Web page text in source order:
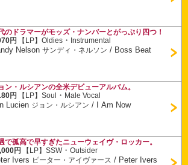
のドラマーがモッズ・ナンバーとがっぷり四つ！
円
【LP】Oldies ・ Instrumental
Nelsonサンディ・ネルソン / Boss Beat
ン・ルシアンの全米デビューアルバム。
円
【LP】Soul ・ Male Vocal
Lucien ジョン・ルシアン / I Am Now
で孤高で早すぎたニューウェイヴ・ロッカー。
円
【LP】SSW・Outsider
Ivers ピーター・アイヴァース / Peter Ivers